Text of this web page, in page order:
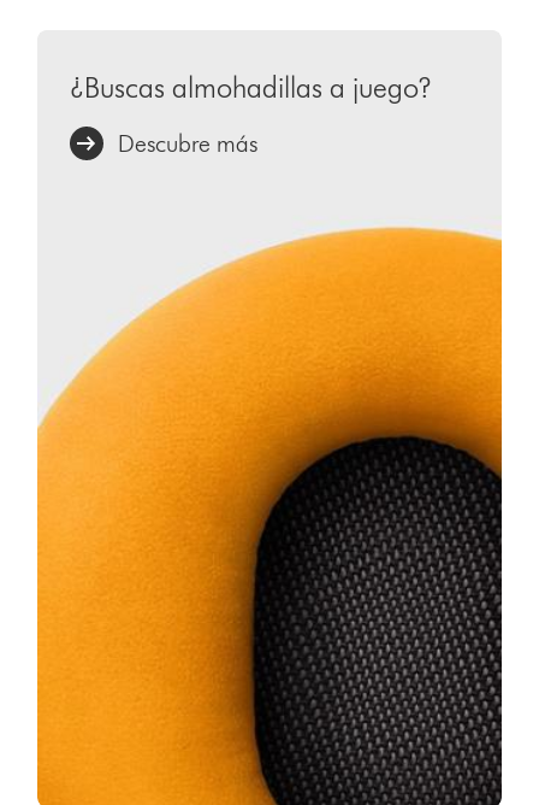
¿Buscas almohadillas a juego?
Descubre más